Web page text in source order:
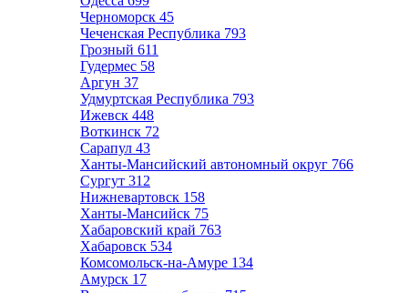
Черноморск 45
Чеченская Республика 793
Грозный 611
Гудермес 58
Аргун 37
Удмуртская Республика 793
Ижевск 448
Воткинск 72
Сарапул 43
Ханты-Мансийский автономный округ 766
Сургут 312
Нижневартовск 158
Ханты-Мансийск 75
Хабаровский край 763
Хабаровск 534
Комсомольск-на-Амуре 134
Амурск 17